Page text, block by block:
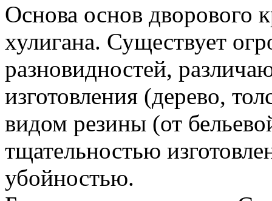
Основа основ дворового
хулигана. Существует
разновидностей,
изготовления (дерево,
видом резины (от
тщательностью
убойностью.